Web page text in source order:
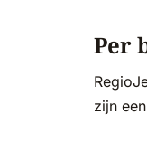
Per
zijn